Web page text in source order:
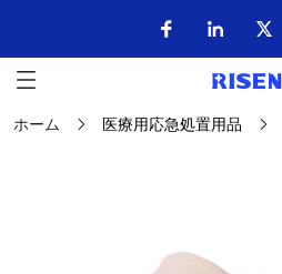
ホーム 医療用応急処置用品